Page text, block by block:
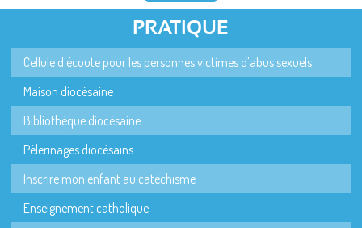
PRATIQUE
Cellule d'écoute pour les personnes victimes d'abus sexuels
Maison diocésaine
Bibliothèque diocésaine
Pèlerinages diocésains
Inscrire mon enfant au catéchisme
Enseignement catholique